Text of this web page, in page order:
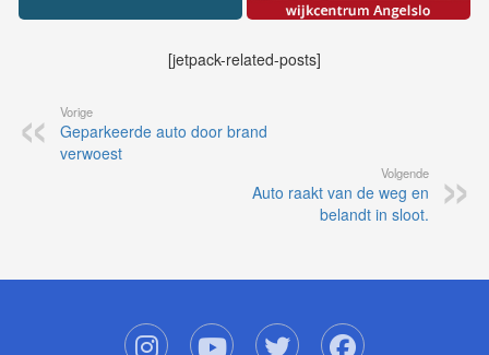
[jetpack-related-posts]
Vorige
Geparkeerde auto door brand
verwoest
Volgende
Auto raakt van de weg en
belandt in sloot.